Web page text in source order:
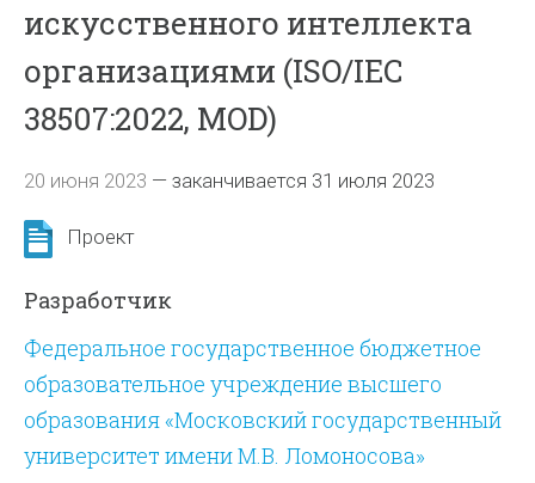
искусственного интеллекта
организациями (ISO/IEC
38507:2022, MOD)
20 июня 2023 —заканчивается 31 июля 2023
Проект
Разработчик
Федеральное государственное бюджетное
образовательное учреждение высшего
образования «Московский государственный
университет имени М.В. Ломоносова»